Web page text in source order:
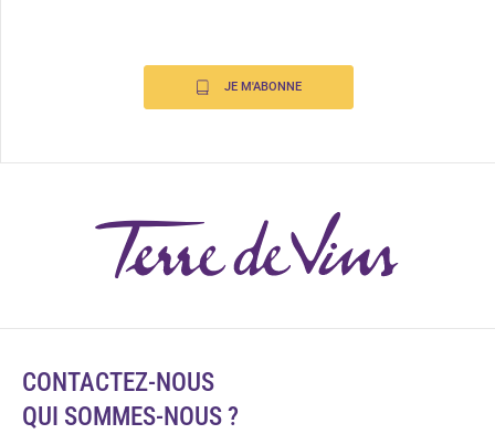
JE M'ABONNE
CONTACTEZ-NOUS
QUI SOMMES-NOUS ?